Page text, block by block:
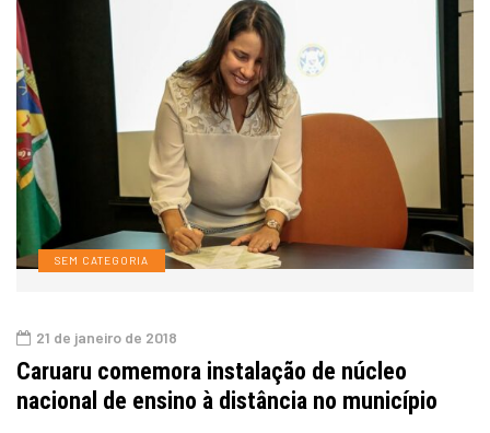
SEM CATEGORIA
21 de janeiro de 2018
Caruaru comemora instalação de núcleo
nacional de ensino à distância no município